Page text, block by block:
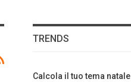
TRENDS
Calcola il tuo tema natale